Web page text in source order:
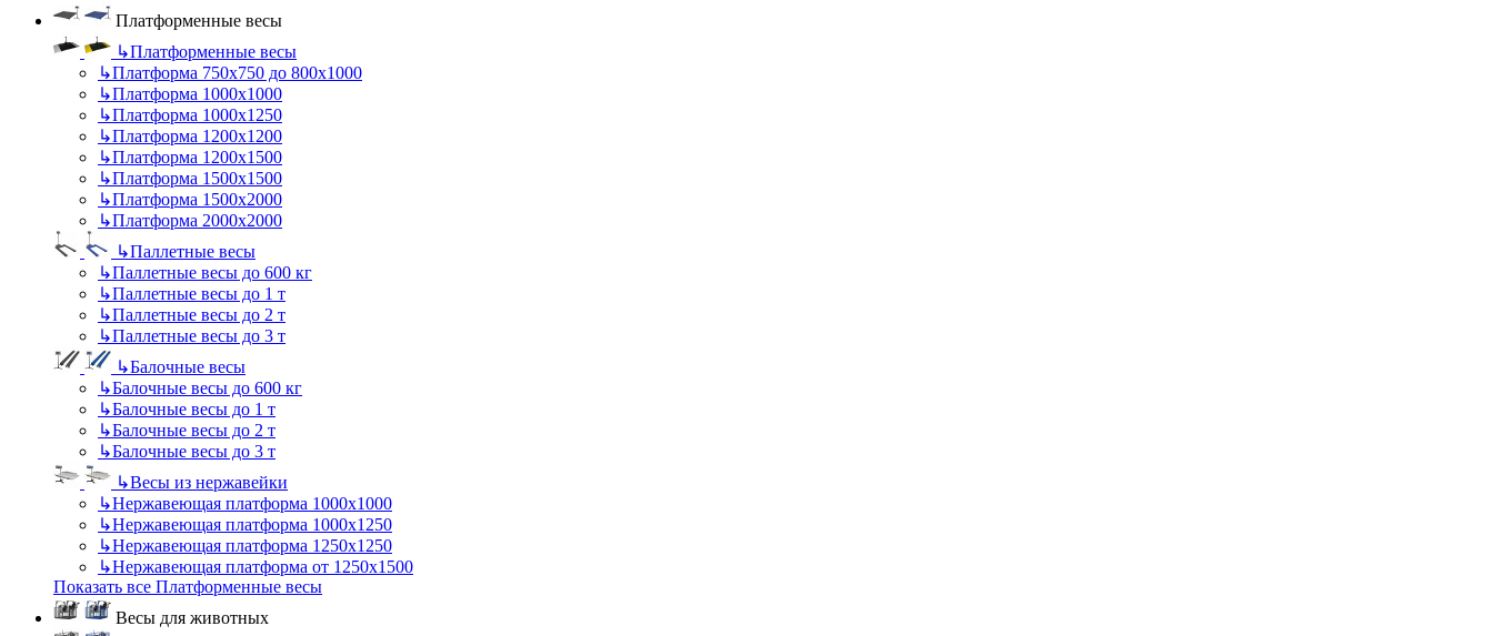
Платформенные весы
↳Платформенные весы
↳Платформа 750х750 до 800х1000
↳Платформа 1000х1000
↳Платформа 1000х1250
↳Платформа 1200х1200
↳Платформа 1200х1500
↳Платформа 1500х1500
↳Платформа 1500х2000
↳Платформа 2000х2000
↳Паллетные весы
↳Паллетные весы до 600 кг
↳Паллетные весы до 1 т
↳Паллетные весы до 2 т
↳Паллетные весы до 3 т
↳Балочные весы
↳Балочные весы до 600 кг
↳Балочные весы до 1 т
↳Балочные весы до 2 т
↳Балочные весы до 3 т
↳Весы из нержавейки
↳Нержавеющая платформа 1000х1000
↳Нержавеющая платформа 1000х1250
↳Нержавеющая платформа 1250х1250
↳Нержавеющая платформа от 1250х1500
Показать все Платформенные весы
Весы для животных